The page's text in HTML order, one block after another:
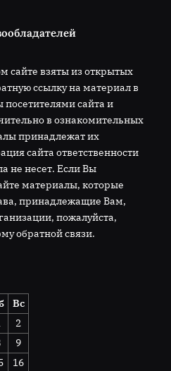
сайте взяты из открытых
ссылку на материал в
сайта и
в ознакомительных
принадлежат их
сайта ответственности
не несет. Если Вы
материалы, которые
принадлежащие Вам,
пожалуйста,
обратной связи.
Вс
2
9
16